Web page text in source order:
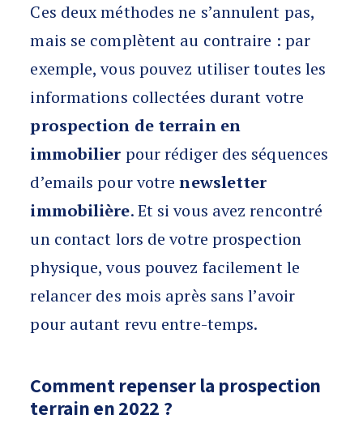
Ces deux méthodes ne s’annulent pas,
mais se complètent au contraire : par
exemple, vous pouvez utiliser toutes les
informations collectées durant votre
prospection de terrain en
immobilier pour rédiger des séquences
d’emails pour votrenewsletter
immobilière. Et si vous avez rencontré
un contact lors de votre prospection
physique, vous pouvez facilement le
relancer des mois après sans l’avoir
pour autant revu entre-temps.
Comment repenser la prospection
terrain en 2022 ?